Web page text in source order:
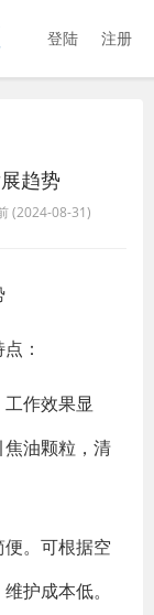
登陆 注册
趋势
(2024-08-31)
：
作效果显
油颗粒，清
。可根据空
护成本低。